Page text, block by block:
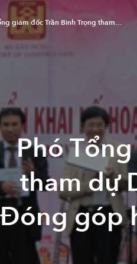
Phó
tham dự
Đóng góp
giám đốc Trần Bình Trọng tham…